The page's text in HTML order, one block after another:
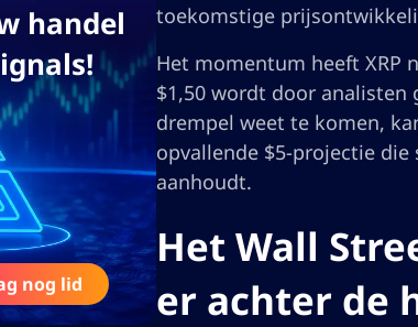
handel
nog lid
toekomstige
Het momentum heeft XRP
$1,50 wordt door analisten
drempel weet te komen,
opvallende $5-projectie
aanhoudt.
Het Wall
er achter de